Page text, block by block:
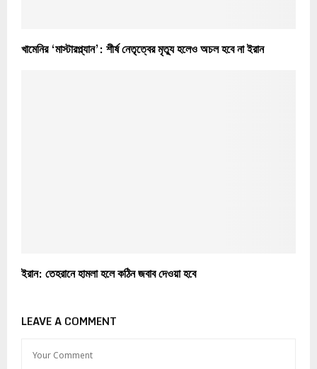
খামেনির ‘মাস্টারপ্ল্যান’: শীর্ষ নেতৃত্বের মৃত্যু হলেও অচল হবে না ইরান
ইরান: তেহরানে হামলা হলে কঠিন জবাব দেওয়া হবে
LEAVE A COMMENT